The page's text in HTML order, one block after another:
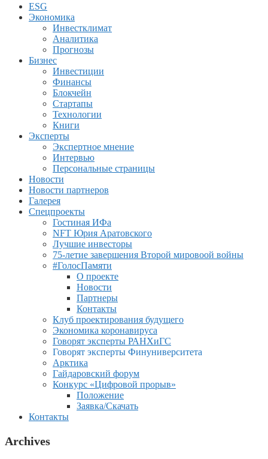
ESG
Экономика
Инвестклимат
Аналитика
Прогнозы
Бизнес
Инвестиции
Финансы
Блокчейн
Стартапы
Технологии
Книги
Эксперты
Экспертное мнение
Интервью
Персональные страницы
Новости
Новости партнеров
Галерея
Спецпроекты
Гостиная ИФа
NFT Юрия Аратовского
Лучшие инвесторы
75-летие завершения Второй мировоой войны
#ГолосПамяти
О проекте
Новости
Партнеры
Контакты
Клуб проектирования будущего
Экономика коронавируса
Говорят эксперты РАНХиГС
Говорят эксперты Финуниверситета
Арктика
Гайдаровский форум
Конкурс «Цифровой прорыв»
Положение
Заявка/Скачать
Контакты
Archives